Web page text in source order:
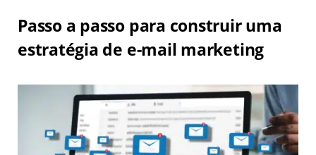
Passo a passo para construir uma
estratégia de e-mail marketing